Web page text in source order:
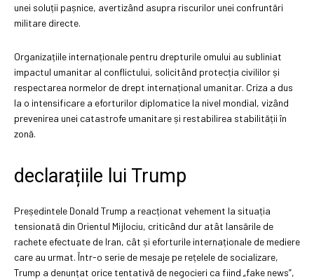
unei soluții pașnice, avertizând asupra riscurilor unei confruntări
militare directe.
Organizațiile internaționale pentru drepturile omului au subliniat
impactul umanitar al conflictului, solicitând protecția civililor și
respectarea normelor de drept internațional umanitar. Criza a dus
la o intensificare a eforturilor diplomatice la nivel mondial, vizând
prevenirea unei catastrofe umanitare și restabilirea stabilității în
zonă.
declarațiile lui Trump
Președintele Donald Trump a reacționat vehement la situația
tensionată din Orientul Mijlociu, criticând dur atât lansările de
rachete efectuate de Iran, cât și eforturile internaționale de mediere
care au urmat. Într-o serie de mesaje pe rețelele de socializare,
Trump a denunțat orice tentativă de negocieri ca fiind „fake news”,